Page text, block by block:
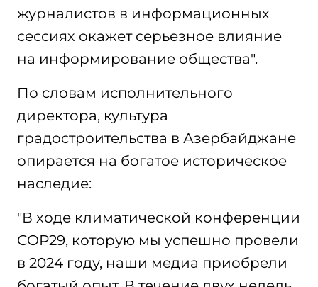
журналистов в информационных
сессиях окажет серьезное влияние
на информирование общества".
По словам исполнительного
директора, культура
градостроительства в Азербайджане
опирается на богатое историческое
наследие:
"В ходе климатической конференции
СОР29, которую мы успешно провели
в 2024 году, наши медиа приобрели